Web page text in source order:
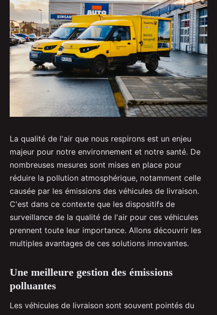
La qualité de l'air que nous respirons est un enjeu
majeur pour notre environnement et notre santé. De
nombreuses mesures sont mises en place pour
réduire la pollution atmosphérique, notamment celle
causée par les émissions des véhicules de livraison.
C'est dans ce contexte que les dispositifs de
surveillance de la qualité de l'air pour ces véhicules
prennent toute leur importance. Allons découvrir les
multiples avantages de ces solutions innovantes.
Une meilleure gestion des émissions
polluantes
Les véhicules de livraison sont souvent pointés du